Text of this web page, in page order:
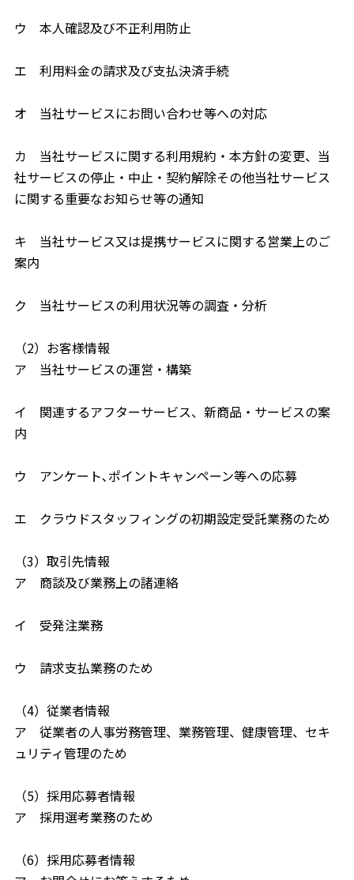
ウ 本人確認及び不正利用防止
エ 利用料金の請求及び支払決済手続
オ 当社サービスにお問い合わせ等への対応
カ 当社サービスに関する利用規約・本方針の変更、当
社サービスの停止・中止・契約解除その他当社サービス
に関する重要なお知らせ等の通知
キ 当社サービス又は提携サービスに関する営業上のご
案内
ク 当社サービスの利用状況等の調査・分析
（2）お客様情報
ア 当社サービスの運営・構築
イ 関連するアフターサービス、新商品・サービスの案
内
ウ アンケート､ポイントキャンペーン等への応募
エ クラウドスタッフィングの初期設定受託業務のため
（3）取引先情報
ア 商談及び業務上の諸連絡
イ 受発注業務
ウ 請求支払業務のため
（4）従業者情報
ア 従業者の人事労務管理、業務管理、健康管理、セキ
ュリティ管理のため
（5）採用応募者情報
ア 採用選考業務のため
（6）採用応募者情報